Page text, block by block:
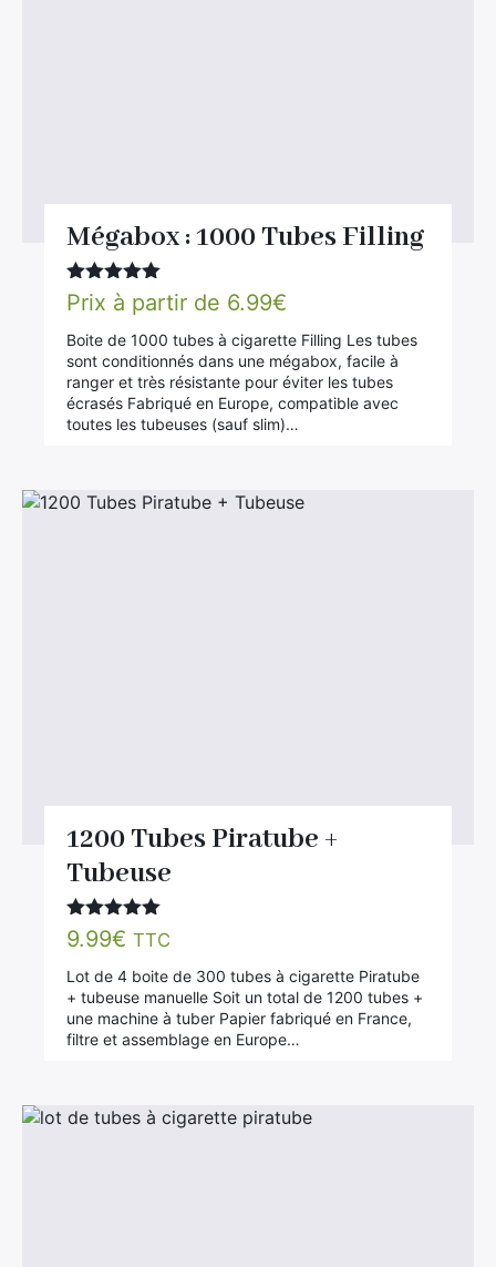
Mégabox : 1000 Tubes Filling
Note 5.00
sur 5
Prix à partir de 6.99€
Boite de 1000 tubes à cigarette Filling Les tubes
sont conditionnés dans une mégabox, facile à
ranger et très résistante pour éviter les tubes
écrasés Fabriqué en Europe, compatible avec
toutes les tubeuses (sauf slim)…
1200 Tubes Piratube +
Tubeuse
Note5.00
sur 5
9.99€ TTC
Lot de 4 boite de 300 tubes à cigarette Piratube
+ tubeuse manuelle Soit un total de 1200 tubes +
une machine à tuber Papier fabriqué en France,
filtre et assemblage en Europe…